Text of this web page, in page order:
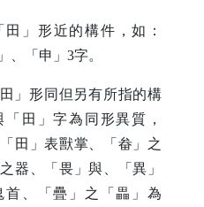
」形近的構件，如：
、「申」3字。
」形同但另有所指的構
田」字為同形異質，
田」表獸掌、「畚」之
器、「畏」與、「異」
首、「疊」之「畾」為